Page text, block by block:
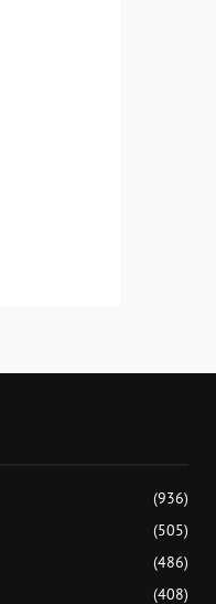
(936)
(505)
(486)
(408)